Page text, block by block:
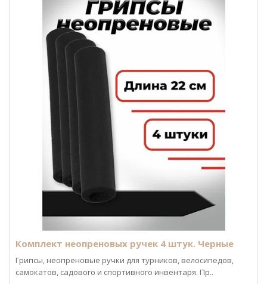
Комплект неопреновых ручек 4 штук. Черные
Грипсы, неопреновые ручки для турников, велосипедов,
самокатов, садового и спортивного инвентаря. Пр..